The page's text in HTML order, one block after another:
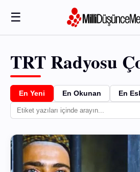
☰
TRT Radyosu
En Yeni En Okunan En